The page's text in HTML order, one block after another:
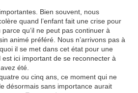
Bien souvent, nous
quand l’enfant fait une crise pour
qu’il ne peut pas continuer à
animé préféré. Nous n’arrivons pas à
il se met dans cet état pour une
est ici important de se reconnecter à
été.
ou cinq ans, ce moment qui ne
désormais sans importance aurait